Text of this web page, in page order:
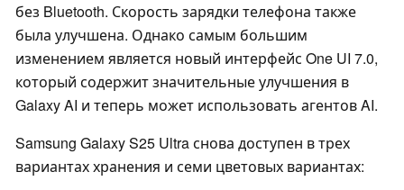
без Bluetooth. Скорость зарядки телефона также
была улучшена. Однако самым большим
изменением является новый интерфейс One UI 7.0,
который содержит значительные улучшения в
Galaxy AI и теперь может использовать агентов AI.
Samsung Galaxy S25 Ultra снова доступен в трех
вариантах хранения и семи цветовых вариантах: